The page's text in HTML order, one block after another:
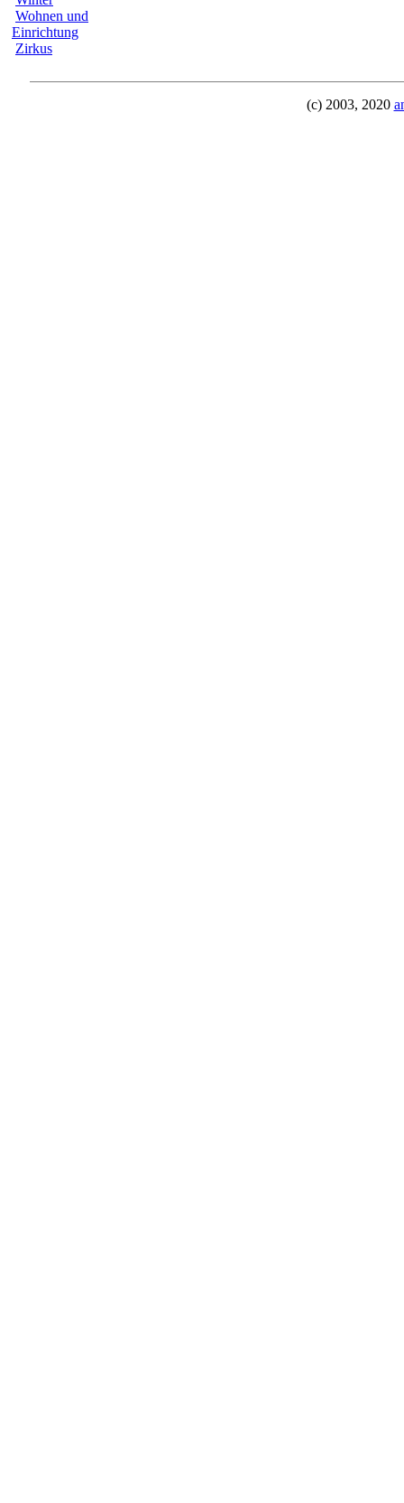
Wohnen und
Einrichtung
Zirkus
(c) 2003, 2020